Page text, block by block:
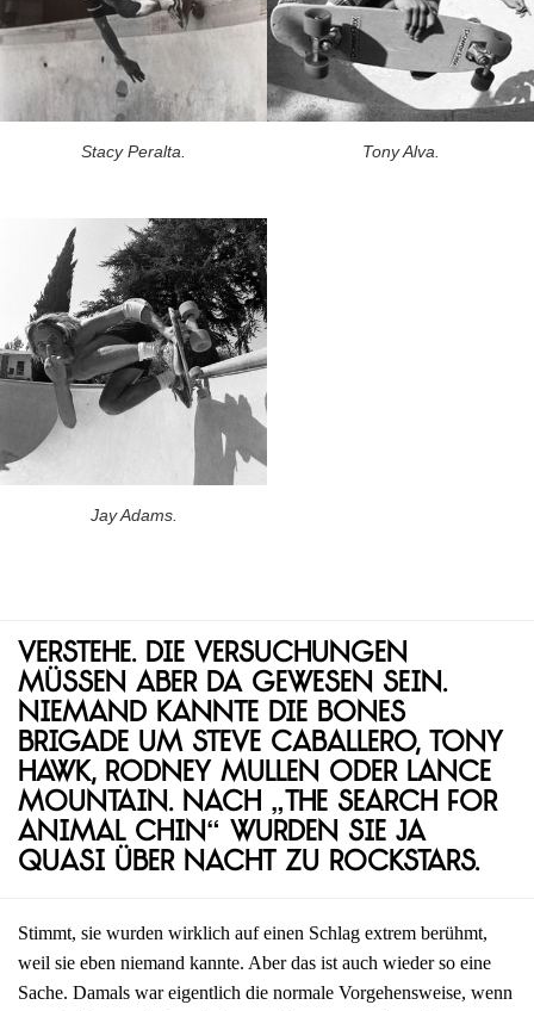
Stacy Peralta. Tony Alva.
Jay Adams.
Verstehe. Die Versuchungen
müssen aber da gewesen sein.
Niemand kannte die Bones
Brigade um Steve Caballero, Tony
Hawk, Rodney Mullen oder Lance
Mountain. Nach „The Search for
Animal Chin“ wurden sie ja
quasi über Nacht zu Rockstars.
Stimmt, sie wurden wirklich auf einen Schlag extrem berühmt,
weil sie eben niemand kannte. Aber das ist auch wieder so eine
Sache. Damals war eigentlich die normale Vorgehensweise, wenn